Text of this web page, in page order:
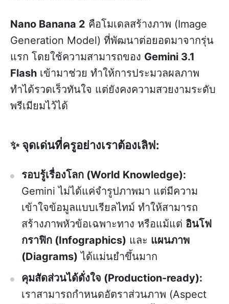
Nano Banana 2 คือโมเดลสร้างภาพ (Image
Generation Model) ที่พัฒนาต่อยอดมาจากรุ่น
แรก โดยใช้ความสามารถของ Gemini 3.1
Flash เข้ามาช่วย ทำให้การประมวลผลภาพ
ทำได้รวดเร็วทันใจ แต่ยังคงความสวยงามระดับ
พรีเมียมไว้ได้
✨ จุดเด่นที่ครูอย่างเราต้องเลิฟ:
รอบรู้เรื่องโลก (World Knowledge):
Gemini ไม่ได้แค่จำรูปภาพมา แต่มีความ
เข้าใจข้อมูลแบบเรียลไทม์ ทำให้สามารถ
สร้างภาพหัวข้อเฉพาะทาง หรือแม้แต่ อินโฟ
กราฟิก (Infographics) และ แผนภาพ
(Diagrams) ได้แม่นยำขึ้นมาก
คุมสัดส่วนได้ดั่งใจ (Production-ready):
เราสามารถกำหนดอัตราส่วนภาพ (Aspect